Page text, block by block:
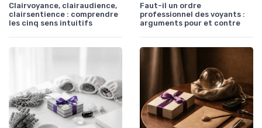
Clairvoyance, clairaudience,
clairsentience : comprendre
les cinq sens intuitifs
Faut-il un ordre
professionnel des voyants :
arguments pour et contre